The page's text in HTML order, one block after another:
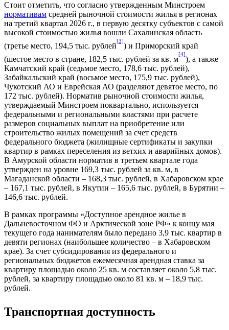
Стоит отметить, что согласно утвержденным Минстроем
нормативам средней рыночной стоимости жилья в регионах
на третий квартал 2026 г., в первую десятку субъектов с самой
высокой стоимостью жилья вошли Сахалинская область
(третье место, 194,5 тыс. рублей
[3]
) и Приморский край
(шестое место в стране, 182,5 тыс. рублей за кв. м
[4]
), а также
Камчатский край (седьмое место, 178,6 тыс. рублей),
Забайкальский край (восьмое место, 175,9 тыс. рублей),
Чукотский АО и Еврейская АО (разделяют девятое место, по
172 тыс. рублей). Норматив рыночной стоимости жилья,
утверждаемый Минстроем поквартально, используется
федеральными и региональными властями при расчете
размеров социальных выплат на приобретение или
строительство жилых помещений за счет средств
федерального бюджета (жилищные сертификаты и закупки
квартир в рамках переселения из ветхих и аварийных домов).
В Амурской области норматив в третьем квартале года
утвержден на уровне 169,3 тыс. рублей за кв. м, в
Магаданской области – 168,3 тыс. рублей, в Хабаровском крае
– 167,1 тыс. рублей, в Якутии – 165,6 тыс. рублей, в Бурятии –
146,6 тыс. рублей.
В рамках программы «Доступное арендное жилье в
Дальневосточном ФО и Арктической зоне РФ» к концу мая
текущего года нанимателям было передано 3,9 тыс. квартир в
девяти регионах (наибольшее количество – в Хабаровском
крае). За счет субсидирования из федерального и
региональных бюджетов ежемесячная арендная ставка за
квартиру площадью около 25 кв. м составляет около 5,8 тыс.
рублей, за квартиру площадью около 81 кв. м – 18,9 тыс.
рублей.
Транспортная доступность